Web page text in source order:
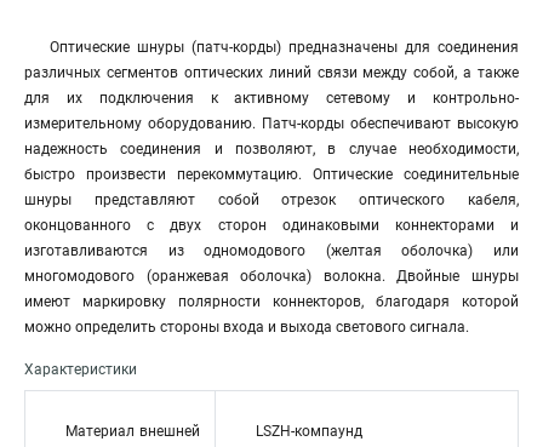
Оптические шнуры (патч-корды) предназначены для соединения
различных сегментов оптических линий связи между собой, а также
для их подключения к активному сетевому и контрольно-
измерительному оборудованию. Патч-корды обеспечивают высокую
надежность соединения и позволяют, в случае необходимости,
быстро произвести перекоммутацию. Оптические соединительные
шнуры представляют собой отрезок оптического кабеля,
оконцованного с двух сторон одинаковыми коннекторами и
изготавливаются из одномодового (желтая оболочка) или
многомодового (оранжевая оболочка) волокна. Двойные шнуры
имеют маркировку полярности коннекторов, благодаря которой
можно определить стороны входа и выхода светового сигнала.
Характеристики
Материал внешней
LSZH-компаунд